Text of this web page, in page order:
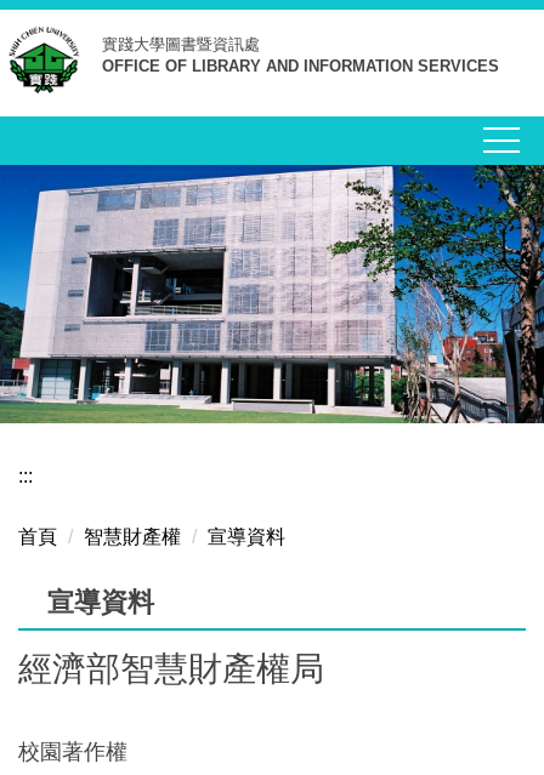
跳
到
主
要
實踐大學圖書暨資訊處
OFFICE OF LIBRARY AND INFORMATION SERVICES
:::
首頁 智慧財產權 宣導資料
宣導資料
經濟部智慧財產權局
校園著作權